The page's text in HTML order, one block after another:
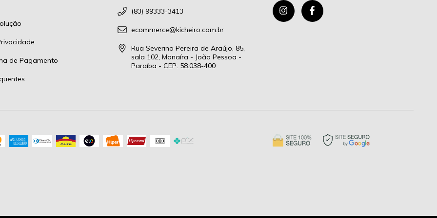
de Pagamento
(83) 99333-3413
ecommerce@kicheiro.com.br
Rua Severino Pereira de Araújo, 85,
sala 102, Manaíra - João Pessoa -
Paraíba - CEP: 58.038-400